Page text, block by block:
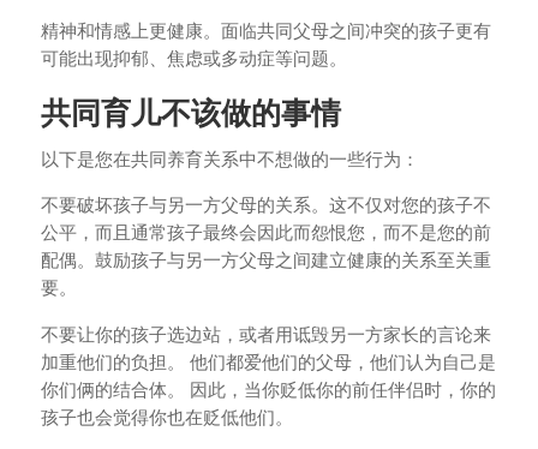
精神和情感上更健康。面临共同父母之间冲突的孩子更有
可能出现抑郁、焦虑或多动症等问题。
共同育儿不该做的事情
以下是您在共同养育关系中不想做的一些行为：
不要破坏孩子与另一方父母的关系。这不仅对您的孩子不
公平，而且通常孩子最终会因此而怨恨您，而不是您的前
配偶。鼓励孩子与另一方父母之间建立健康的关系至关重
要。
不要让你的孩子选边站，或者用诋毁另一方家长的言论来
加重他们的负担。 他们都爱他们的父母，他们认为自己是
你们俩的结合体。 因此，当你贬低你的前任伴侣时，你的
孩子也会觉得你也在贬低他们。